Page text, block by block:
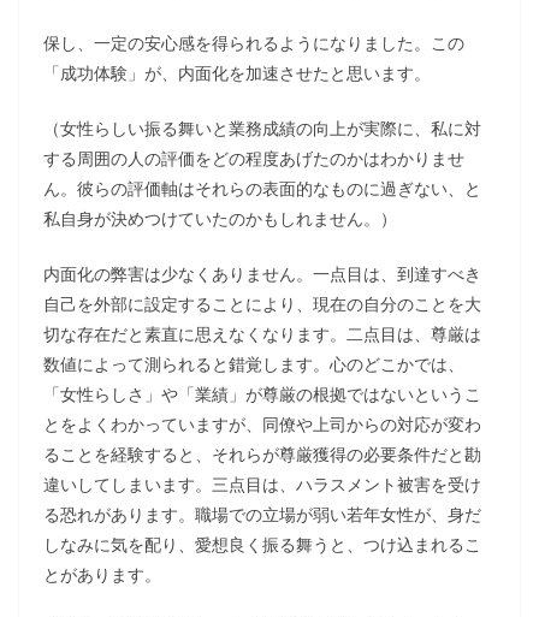
保し、一定の安心感を得られるようになりました。この
「成功体験」が、内面化を加速させたと思います。
（女性らしい振る舞いと業務成績の向上が実際に、私に対
する周囲の人の評価をどの程度あげたのかはわかりませ
ん。彼らの評価軸はそれらの表面的なものに過ぎない、と
私自身が決めつけていたのかもしれません。）
内面化の弊害は少なくありません。一点目は、到達すべき
自己を外部に設定することにより、現在の自分のことを大
切な存在だと素直に思えなくなります。二点目は、尊厳は
数値によって測られると錯覚します。心のどこかでは、
「女性らしさ」や「業績」が尊厳の根拠ではないというこ
とをよくわかっていますが、同僚や上司からの対応が変わ
ることを経験すると、それらが尊厳獲得の必要条件だと勘
違いしてしまいます。三点目は、ハラスメント被害を受け
る恐れがあります。職場での立場が弱い若年女性が、身だ
しなみに気を配り、愛想良く振る舞うと、つけ込まれるこ
とがあります。